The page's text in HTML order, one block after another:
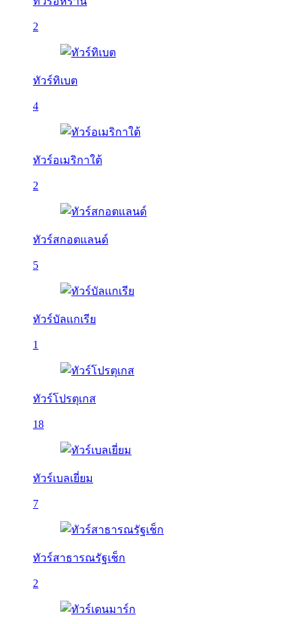
2
ทัวร์ทิเบต
4
ทัวร์อเมริกาใต้
2
ทัวร์สกอตแลนด์
5
ทัวร์บัลเเกเรีย
1
ทัวร์โปรตุเกส
18
ทัวร์เบลเยี่ยม
7
ทัวร์สาธารณรัฐเช็ก
2